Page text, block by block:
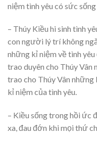
niệm tình yêu có sức sống
– Thúy Kiều hi sinh tình
con người lý trí không
những kỉ niệm về tình
trao duyên cho Thúy
trao cho Thúy Vân
kỉ niệm của tình yêu.
– Kiều sống trong hồi ức
xa, đau đớn khi mọi thứ